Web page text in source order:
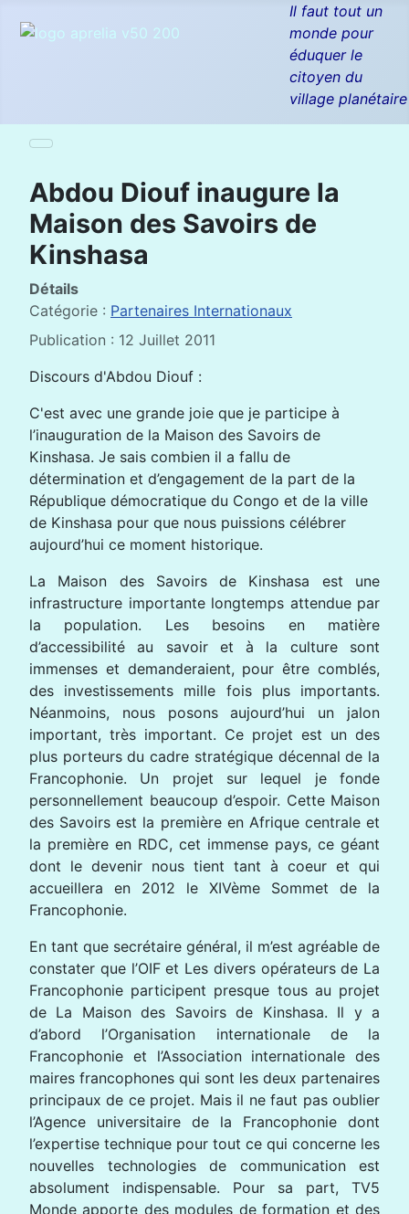
Il faut tout un
monde pour
éduquer le
citoyen du
village planétaire
Abdou Diouf inaugure la
Maison des Savoirs de
Kinshasa
Détails
Catégorie : Partenaires Internationaux
Publication : 12 Juillet 2011
Discours d'Abdou Diouf :
C'est avec une grande joie que je participe à
l’inauguration de la Maison des Savoirs de
Kinshasa. Je sais combien il a fallu de
détermination et d’engagement de la part de la
République démocratique du Congo et de la ville
de Kinshasa pour que nous puissions célébrer
aujourd’hui ce moment historique.
La Maison des Savoirs de Kinshasa est une
infrastructure importante longtemps attendue par
la population. Les besoins en matière
d’accessibilité au savoir et à la culture sont
immenses et demanderaient, pour être comblés,
des investissements mille fois plus importants.
Néanmoins, nous posons aujourd’hui un jalon
important, très important. Ce projet est un des
plus porteurs du cadre stratégique décennal de la
Francophonie. Un projet sur lequel je fonde
personnellement beaucoup d’espoir. Cette Maison
des Savoirs est la première en Afrique centrale et
la première en RDC, cet immense pays, ce géant
dont le devenir nous tient tant à coeur et qui
accueillera en 2012 le XIVème Sommet de la
Francophonie.
En tant que secrétaire général, il m’est agréable de
constater que l’OIF et Les divers opérateurs de La
Francophonie participent presque tous au projet
de La Maison des Savoirs de Kinshasa. Il y a
d’abord l’Organisation internationale de la
Francophonie et l’Association internationale des
maires francophones qui sont les deux partenaires
principaux de ce projet. Mais il ne faut pas oublier
l’Agence universitaire de la Francophonie dont
l’expertise technique pour tout ce qui concerne les
nouvelles technologies de communication est
absolument indispensable. Pour sa part, TV5
Monde apporte des modules de formation et des